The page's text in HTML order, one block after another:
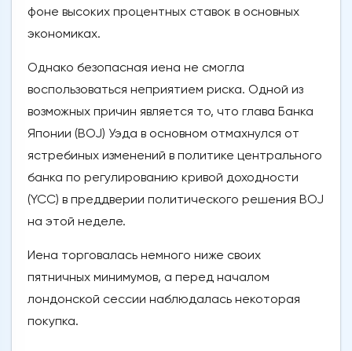
фоне высоких процентных ставок в основных
экономиках.
Однако безопасная иена не смогла
воспользоваться неприятием риска. Одной из
возможных причин является то, что глава Банка
Японии (BOJ) Уэда в основном отмахнулся от
ястребиных изменений в политике центрального
банка по регулированию кривой доходности
(YCC) в преддверии политического решения BOJ
на этой неделе.
Иена торговалась немного ниже своих
пятничных минимумов, а перед началом
лондонской сессии наблюдалась некоторая
покупка.